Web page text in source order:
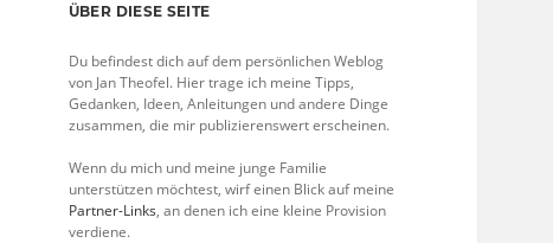
Sidebar
ÜBER DIESE SEITE
Du befindest dich auf dem persönlichen Weblog
von Jan Theofel. Hier trage ich meine Tipps,
Gedanken, Ideen, Anleitungen und andere Dinge
zusammen, die mir publizierenswert erscheinen.
Wenn du mich und meine junge Familie
unterstützen möchtest, wirf einen Blick auf meine
Partner-Links, an denen ich eine kleine Provision
verdiene.